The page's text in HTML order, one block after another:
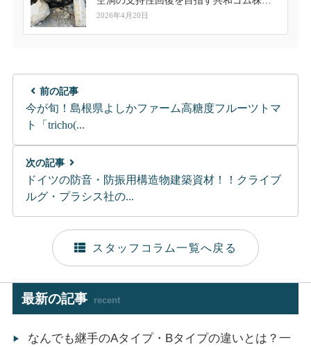
会社の新提案
2026年4月20日
前の記事
今が旬！島根県よしかファーム高糖度フルーツトマ
ト「tricho(...
次の記事
ドイツの防音・防振用構造物建築資材！！クライブ
ルグ・プラシス社の...
スタッフコラム一覧へ戻る
最新の記事 recent
なんでも継手のAタイプ・Bタイプの違いとは？一